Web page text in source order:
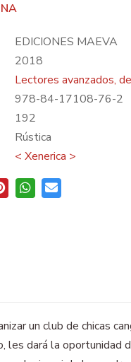
EDICIONES MAEVA
2018
Lectores avanzados,
978-84-17108-76-2
192
Rústica
< Xenerica >
un club de chicas
dará la oportunidad